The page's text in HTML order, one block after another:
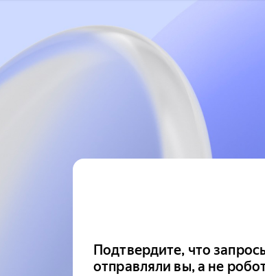
Подтвердите, что
отправляли вы, а не